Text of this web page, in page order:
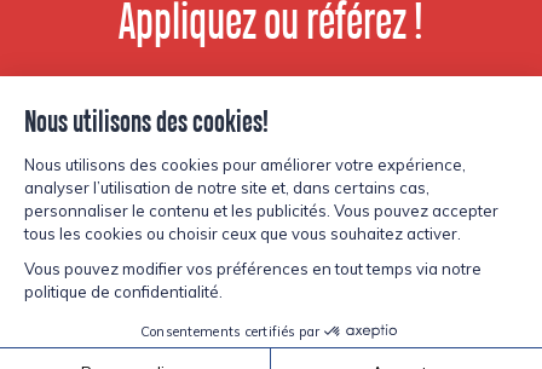
Appliquez ou référez !
Voir les postes
disponibles
© Copyright Lesters 2026Politique de confidentialitéSite parKryzalid